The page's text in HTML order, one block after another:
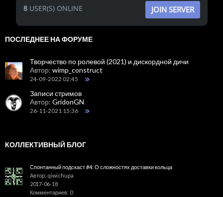
8USER(S) ONLINE JOIN SERVER
ПОСЛЕДНЕЕ НА ФОРУМЕ
Творчество по ролевой (2021) и дискордной дичи
Автор: wimp_construct
24-09-2022 02:45
Записи стримов
Автор: GridonGN
26-11-2021 15:36
КОЛЛЕКТИВНЫЙ БЛОГ
Спонтанный подскаст #4: О сложностях доставки кольца
Автор: qiwichupa
2017-06-18
Комментариев: 0